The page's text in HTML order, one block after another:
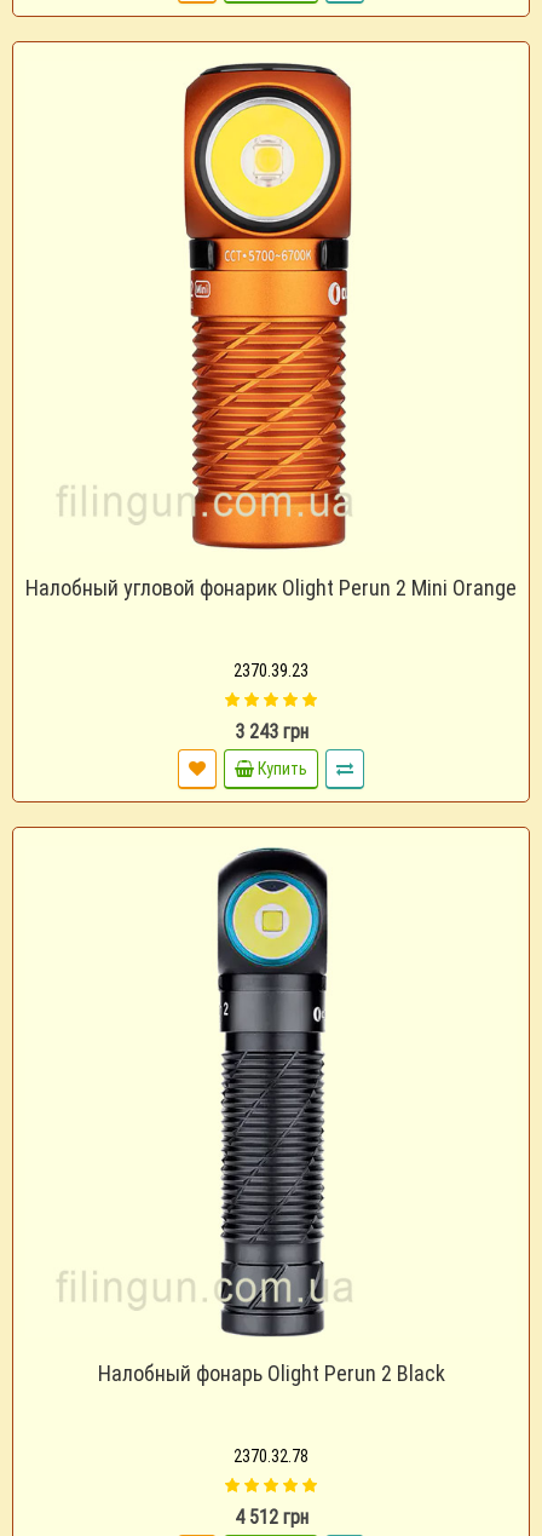
Налобный угловой фонарик Olight Perun 2 Mini Orange
2370.39.23
3 243 грн
Купить
Налобный фонарь Olight Perun 2 Black
2370.32.78
4 512 грн